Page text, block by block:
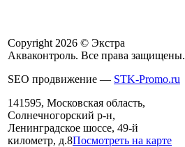
Copyright 2026 © Экстра
Акваконтроль. Все права защищены.
SEO продвижение — STK-Promo.ru
141595, Московская область,
Солнечногорский р-н,
Ленинградское шоссе, 49-й
километр, д.8Посмотреть на карте